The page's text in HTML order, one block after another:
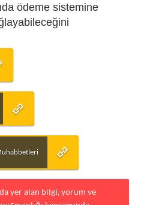
ödeme sistemine
yer alan bilgi, yorum ve